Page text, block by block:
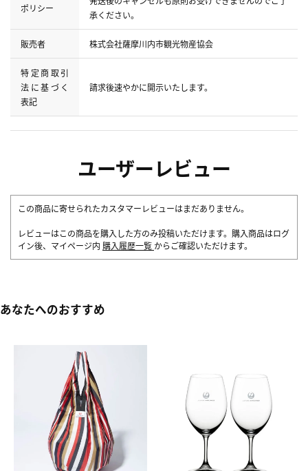
ポリシー
承ください。
販売者 株式会社薩摩川内市観光物産協会
特定商取引
法に基づく
表記
請求後速やかに開示いたします。
ユーザーレビュー
この商品に寄せられたカスタマーレビューはまだありません。
レビューはこの商品を購入した方のみ投稿いただけます。購入商品はログ
イン後、マイページ内 購入履歴一覧 からご確認いただけます。
あなたへのおすすめ